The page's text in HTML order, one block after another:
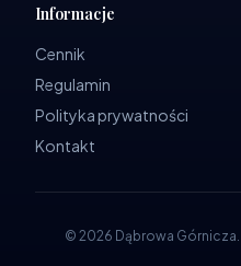
Informacje
Cennik
Regulamin
Polityka prywatności
Kontakt
© 2026 Dąbrowa Górnicza.